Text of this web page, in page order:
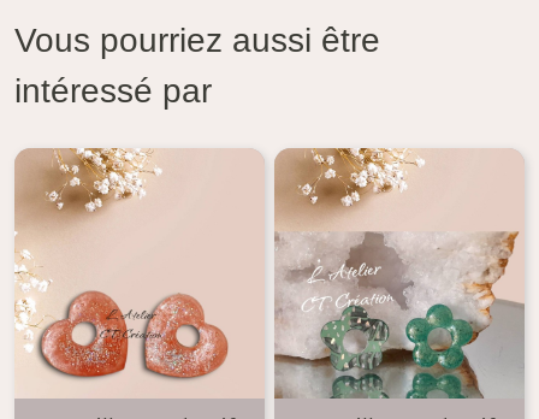
Vous pourriez aussi être
intéressé par